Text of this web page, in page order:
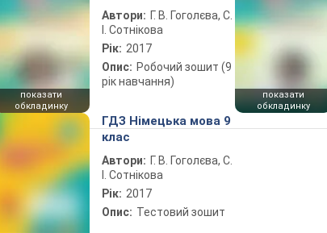
показати
обкладинку
Автори: Г. В. Гоголєва, С.
І. Сотнікова
Рік: 2017
Опис: Робочий зошит (9
рік навчання)
показати
обкладинку
ГДЗ Німецька мова 9
клас
Автори: Г. В. Гоголєва, С.
І. Сотнікова
Рік: 2017
Опис: Тестовий зошит